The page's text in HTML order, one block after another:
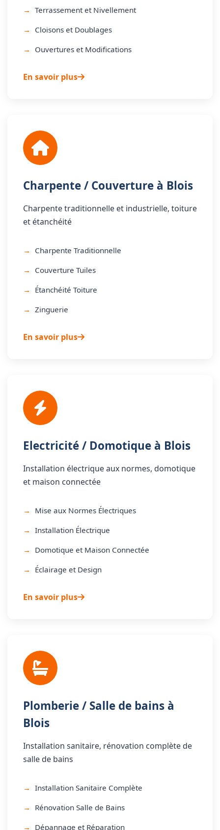
Terrassement et Nivellement
Cloisons et Doublages
Ouvertures et Modifications
En savoir plus
Charpente / Couverture à Blois
Charpente traditionnelle et industrielle, toiture
et étanchéité
Charpente Traditionnelle
Couverture Tuiles
Étanchéité Toiture
Zinguerie
En savoir plus
Electricité / Domotique à Blois
Installation électrique aux normes, domotique
et maison connectée
Mise aux Normes Électriques
Installation Électrique
Domotique et Maison Connectée
Éclairage et Design
En savoir plus
Plomberie / Salle de bains à
Blois
Installation sanitaire, rénovation complète de
salle de bains
Installation Sanitaire Complète
Rénovation Salle de Bains
Dépannage et Réparation